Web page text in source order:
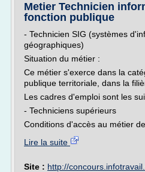
Metier Technicien
fonction publique
- Technicien SIG (systèmes
géographiques)
Situation du métier :
Ce métier s'exerce dans la
publique territoriale, dans la
Les cadres d'emploi sont les
- Techniciens supérieurs
Conditions d'accès au métier
Lire la suite
Site : http://